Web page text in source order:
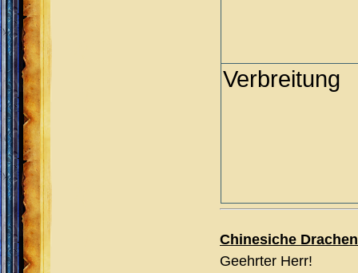
Verbreitung
Chinesiche
Geehrter Herr!